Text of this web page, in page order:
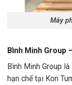
Máy
Bình Minh Group
Bình Minh Group
hạn chế tại Kon